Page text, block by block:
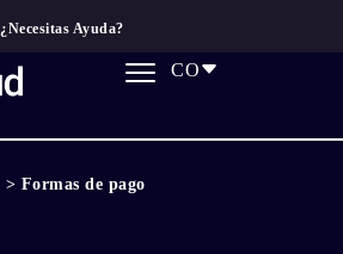
¿Necesitas Ayuda?
CO
> Formas de pago